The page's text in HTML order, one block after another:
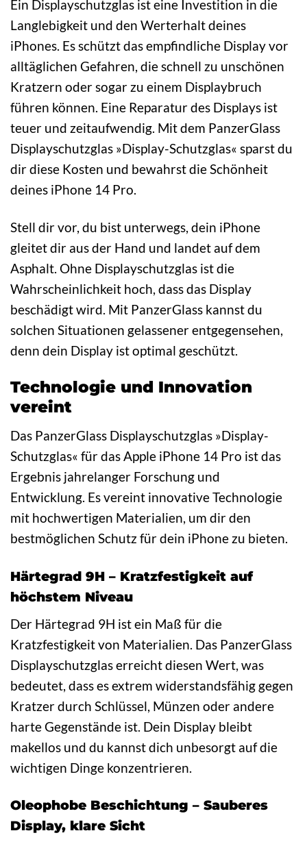
Ein Displayschutzglas ist eine Investition in die
Langlebigkeit und den Werterhalt deines
iPhones. Es schützt das empfindliche Display vor
alltäglichen Gefahren, die schnell zu unschönen
Kratzern oder sogar zu einem Displaybruch
führen können. Eine Reparatur des Displays ist
teuer und zeitaufwendig. Mit dem PanzerGlass
Displayschutzglas »Display-Schutzglas« sparst du
dir diese Kosten und bewahrst die Schönheit
deines iPhone 14 Pro.
Stell dir vor, du bist unterwegs, dein iPhone
gleitet dir aus der Hand und landet auf dem
Asphalt. Ohne Displayschutzglas ist die
Wahrscheinlichkeit hoch, dass das Display
beschädigt wird. Mit PanzerGlass kannst du
solchen Situationen gelassener entgegensehen,
denn dein Display ist optimal geschützt.
Technologie und Innovation
vereint
Das PanzerGlass Displayschutzglas »Display-
Schutzglas« für das Apple iPhone 14 Pro ist das
Ergebnis jahrelanger Forschung und
Entwicklung. Es vereint innovative Technologie
mit hochwertigen Materialien, um dir den
bestmöglichen Schutz für dein iPhone zu bieten.
Härtegrad 9H – Kratzfestigkeit auf
höchstem Niveau
Der Härtegrad 9H ist ein Maß für die
Kratzfestigkeit von Materialien. Das PanzerGlass
Displayschutzglas erreicht diesen Wert, was
bedeutet, dass es extrem widerstandsfähig gegen
Kratzer durch Schlüssel, Münzen oder andere
harte Gegenstände ist. Dein Display bleibt
makellos und du kannst dich unbesorgt auf die
wichtigen Dinge konzentrieren.
Oleophobe Beschichtung – Sauberes
Display, klare Sicht